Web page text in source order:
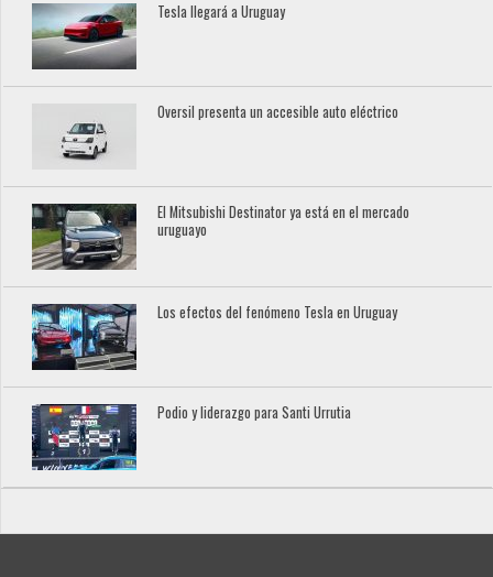
Tesla llegará a Uruguay
Oversil presenta un accesible auto eléctrico
El Mitsubishi Destinator ya está en el mercado
uruguayo
Los efectos del fenómeno Tesla en Uruguay
Podio y liderazgo para Santi Urrutia